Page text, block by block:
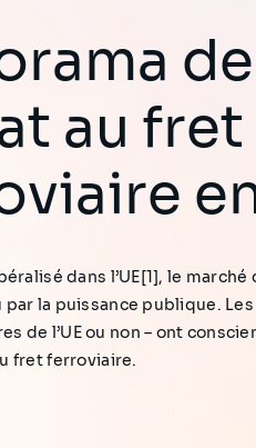
au fret
dans l’UE[1], le
la puissance publique. Les
de l’UE ou non – ont
fret ferroviaire.